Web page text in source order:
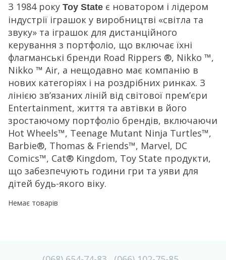
З 1984 року Toy State є новатором і лідером
індустрії іграшок у виробництві «світла та
звуку» та іграшок для дистанційного
керування з портфоліо, що включає їхні
флагманські бренди Road Rippers ®, Nikko ™,
Nikko ™ Air, а нещодавно має компанію в
нових категоріях і на роздрібних ринках. З
лінією зв’язаних ліній від світової прем’єри
Entertainment, життя та автівки в його
зростаючому портфоліо брендів, включаючи
Hot Wheels™, Teenage Mutant Ninja Turtles™,
Barbie®, Thomas & Friends™, Marvel, DC
Comics™, Cat® Kingdom, Toy State продукти,
що забезпечують години гри та уяви для
дітей будь-якого віку.
Немає товарів